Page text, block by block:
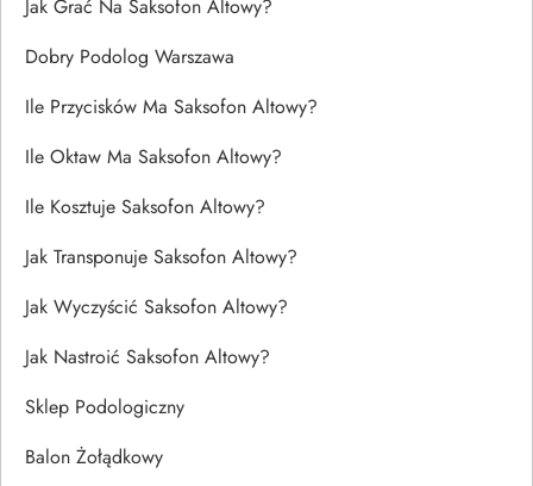
Jak Grać Na Saksofon Altowy?
Dobry Podolog Warszawa
Ile Przycisków Ma Saksofon Altowy?
Ile Oktaw Ma Saksofon Altowy?
Ile Kosztuje Saksofon Altowy?
Jak Transponuje Saksofon Altowy?
Jak Wyczyścić Saksofon Altowy?
Jak Nastroić Saksofon Altowy?
Sklep Podologiczny
Balon Żołądkowy